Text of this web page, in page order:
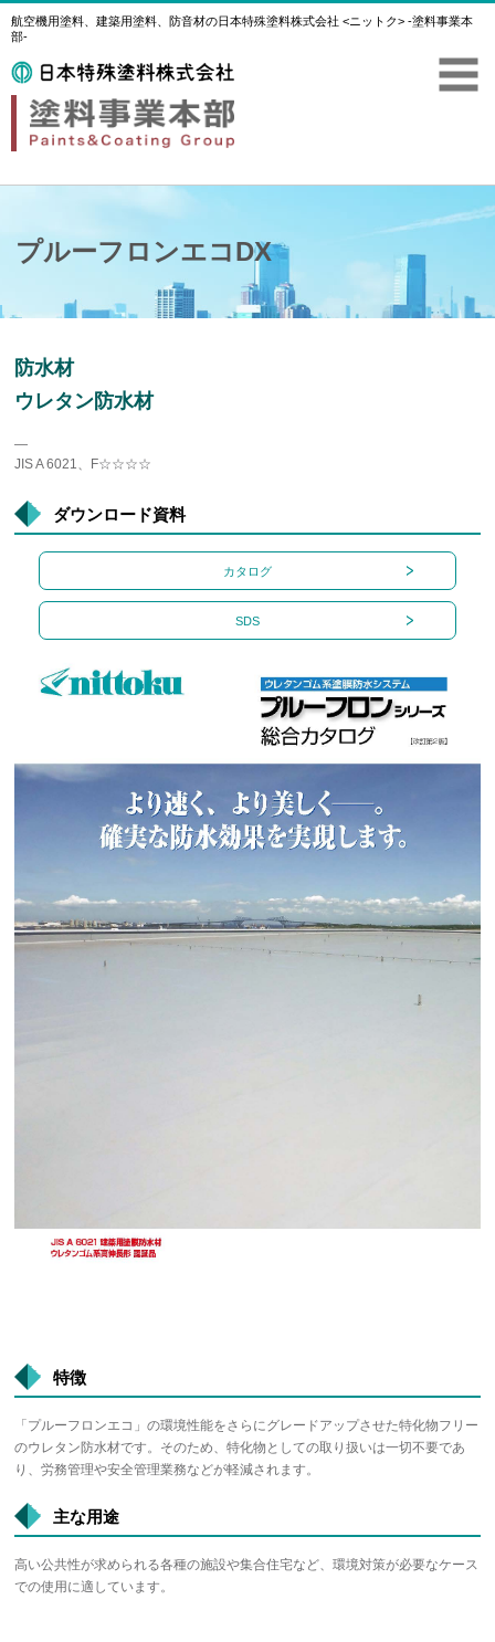
航空機用塗料、建築用塗料、防音材の日本特殊塗料株式会社 <ニットク> -塗料事業本
部-
プルーフロンエコDX
防水材
ウレタン防水材
―
JIS A 6021、F☆☆☆☆
ダウンロード資料
カタログ
SDS
特徴
「プルーフロンエコ」の環境性能をさらにグレードアップさせた特化物フリー
のウレタン防水材です。そのため、特化物としての取り扱いは一切不要であ
り、労務管理や安全管理業務などが軽減されます。
主な用途
高い公共性が求められる各種の施設や集合住宅など、環境対策が必要なケース
での使用に適しています。